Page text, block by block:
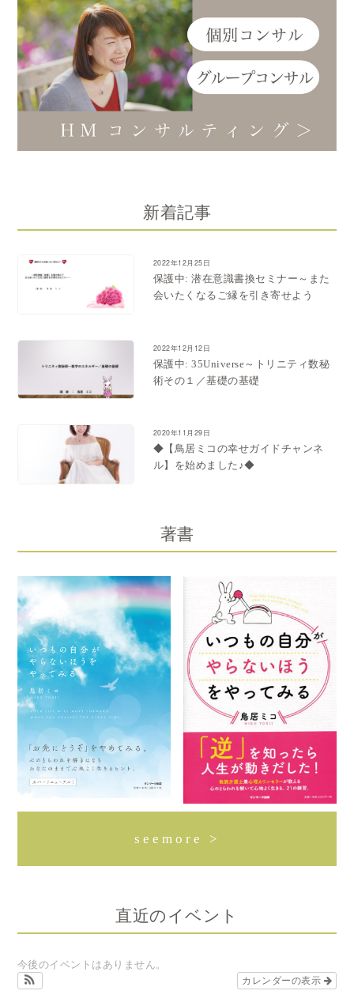
新着記事
2022年12月25日
保護中: 潜在意識書換セミナー～また
会いたくなるご縁を引き寄せよう
2022年12月12日
保護中: 35Universe～トリニティ数秘
術その１／基礎の基礎
2020年11月29日
◆【鳥居ミコの幸せガイドチャンネ
ル】を始めました♪◆
著書
seemore >
直近のイベント
今後のイベントはありません。
カレンダーの表示